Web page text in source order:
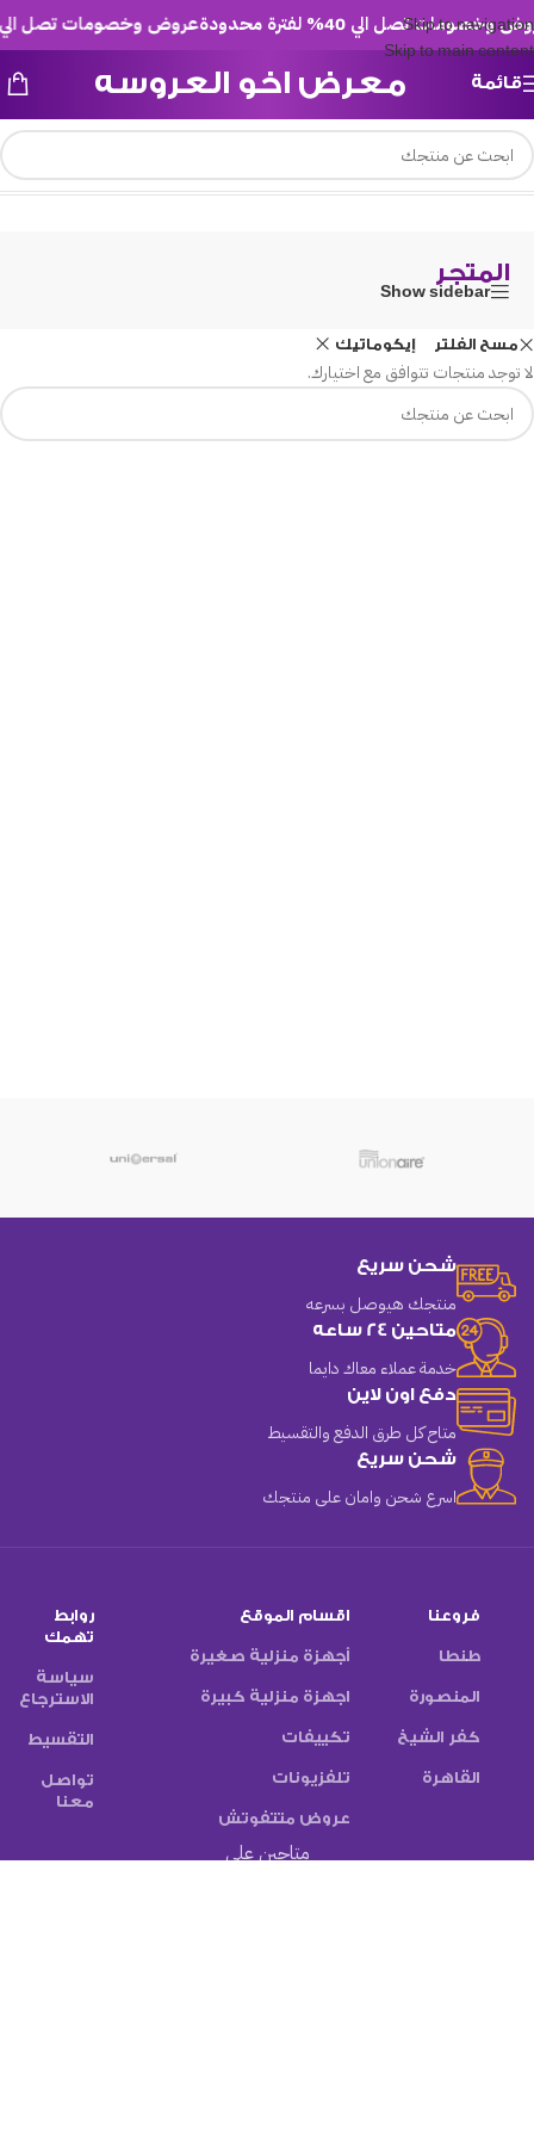
Skip to navigation
Skip to main content
عروض وخصومات تصل الي 40% لفترة وخصومات تصل الي 40% لفترة محدودة
قائمة معرض اخو العروسه
الرئيسية/المتجر
المتجر
Show sidebar
مسح الفلتر إيكوماتيك
لا توجد منتجات تتوافق مع اختيارك.
شحن سريع
منتجك هيوصل بسرعه
متاحين 24 ساعه
خدمة عملاء معاك دايما
دفع اون لاين
متاح كل طرق الدفع والتقسيط
شحن سريع
اسرع شحن وامان على منتجك
فروعنا
طنطا
المنصورة
كفر الشيخ
القاهرة
اقسام الموقع
أجهزة منزلية صغيرة
اجهزة منزلية كبيرة
تكييفات
تلفزيونات
عروض متتفوتش
روابط
تهمك
سياسة
الاسترجاع
التقسيط
تواصل
معنا
متاحين على